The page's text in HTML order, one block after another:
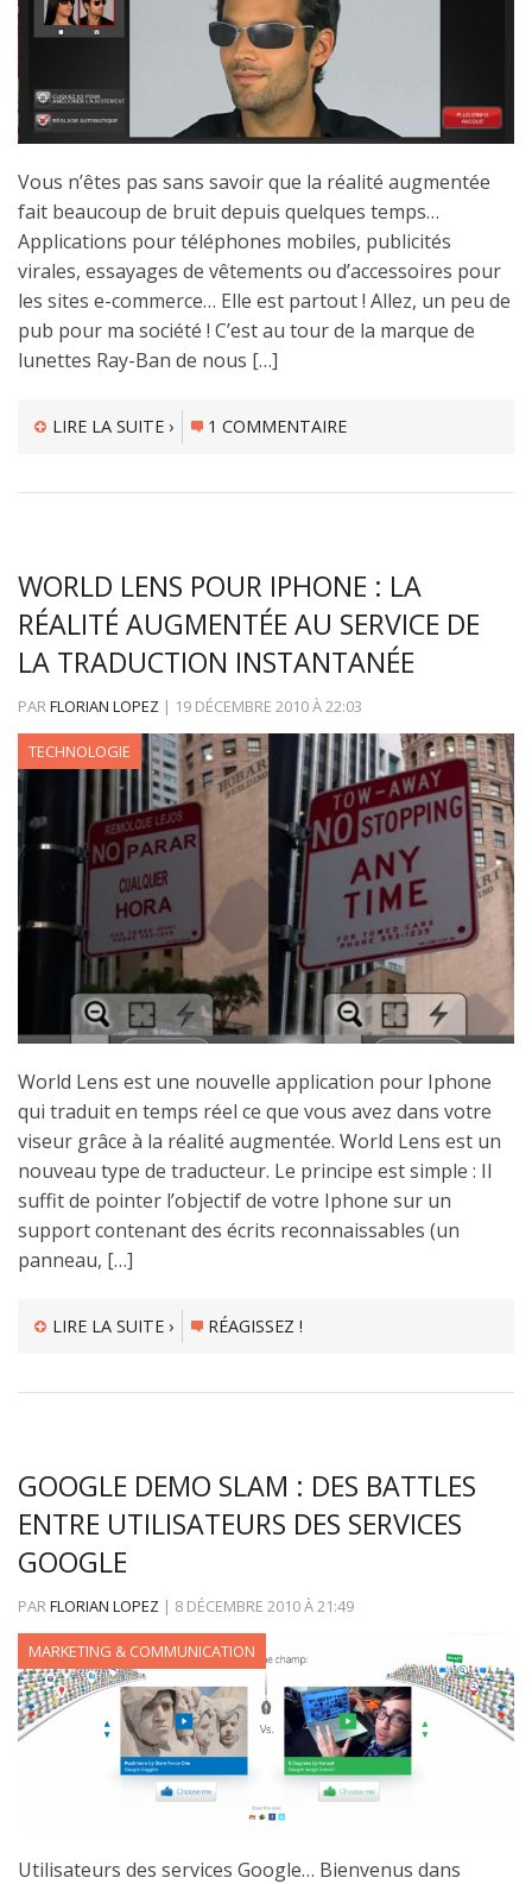
Vous n’êtes pas sans savoir que la réalité augmentée
fait beaucoup de bruit depuis quelques temps…
Applications pour téléphones mobiles, publicités
virales, essayages de vêtements ou d’accessoires pour
les sites e-commerce… Elle est partout ! Allez, un peu de
pub pour ma société ! C’est au tour de la marque de
lunettes Ray-Ban de nous […]
LIRE LA SUITE › 1 COMMENTAIRE
WORLD LENS POUR IPHONE : LA
RÉALITÉ AUGMENTÉE AU SERVICE DE
LA TRADUCTION INSTANTANÉE
PARFLORIAN LOPEZ | 19 DÉCEMBRE 2010À22:03
TECHNOLOGIE
World Lens est une nouvelle application pour Iphone
qui traduit en temps réel ce que vous avez dans votre
viseur grâce à la réalité augmentée. World Lens est un
nouveau type de traducteur. Le principe est simple : Il
suffit de pointer l’objectif de votre Iphone sur un
support contenant des écrits reconnaissables (un
panneau, […]
LIRE LA SUITE › RÉAGISSEZ !
GOOGLE DEMO SLAM : DES BATTLES
ENTRE UTILISATEURS DES SERVICES
GOOGLE
PAR FLORIAN LOPEZ | 8 DÉCEMBRE 2010À 21:49
MARKETING & COMMUNICATION
Utilisateurs des services Google… Bienvenus dans